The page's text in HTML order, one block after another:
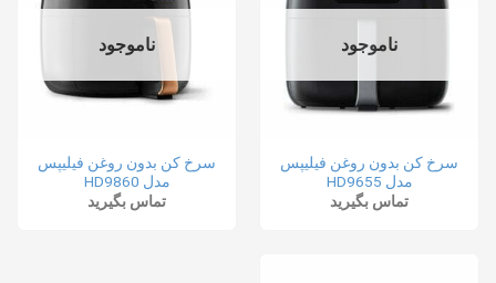
ناموجود
سرخ کن بدون روغن فیلیپس
مدل HD9655
تماس بگیرید
ناموجود
سرخ کن بدون روغن فیلیپس
مدل HD9860
تماس بگیرید